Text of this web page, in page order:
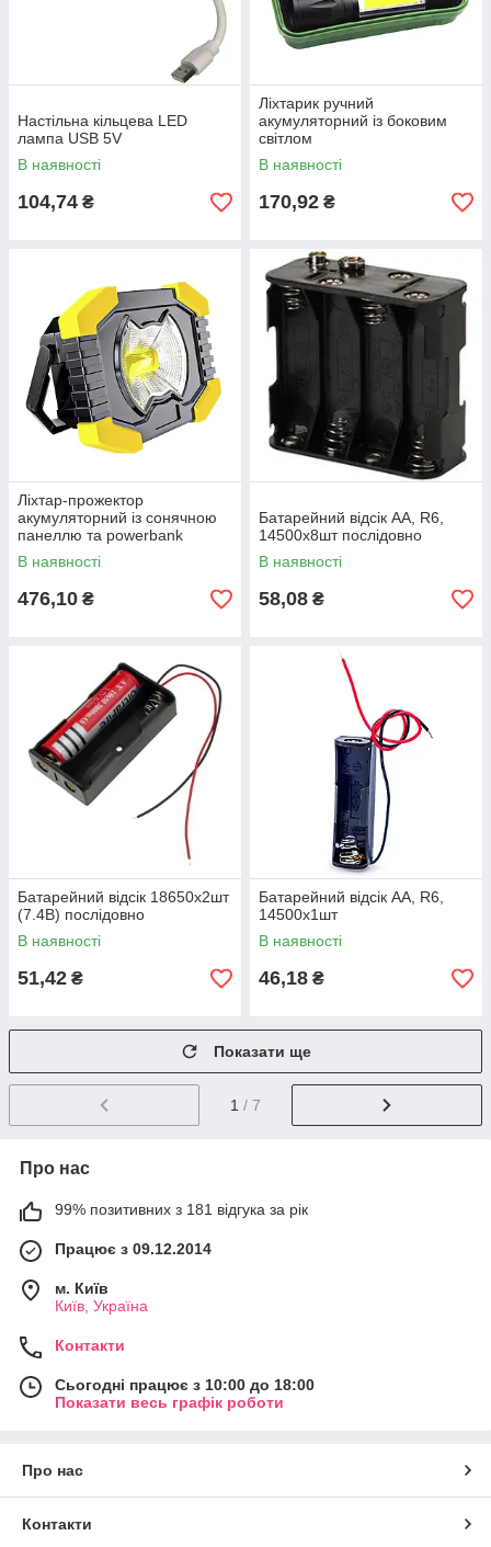
Настільна кільцева LED
лампа USB 5V
В наявності
104,74 ₴
Ліхтарик ручний
акумуляторний із боковим
світлом
В наявності
170,92 ₴
Ліхтар-прожектор
акумуляторний із сонячною
панеллю та powerbank
В наявності
476,10 ₴
Батарейний відсік АА, R6,
14500х8шт послідовно
В наявності
58,08 ₴
Батарейний відсік 18650x2шт
(7.4В) послідовно
В наявності
51,42 ₴
Батарейний відсік АА, R6,
14500х1шт
В наявності
46,18 ₴
Показати ще
1 / 7
Про нас
99% позитивних з 181 відгука за рік
Працює з 09.12.2014
м. Київ
Київ, Україна
Контакти
Сьогодні працює з 10:00 до 18:00
Показати весь графік роботи
Про нас
Контакти